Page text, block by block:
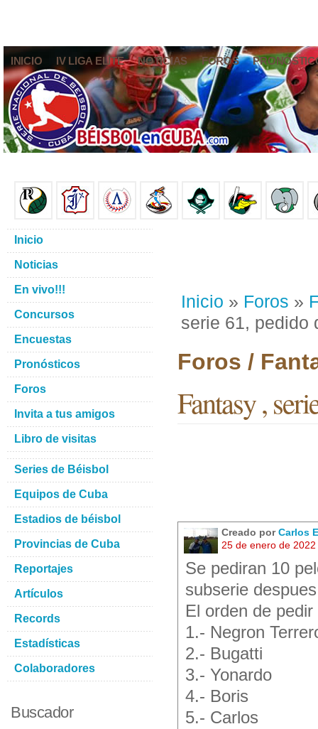
INICIO IV LIGA ELITE NOTICIAS FOROS
Inicio » Foros »
serie 61, pedido
Foros /
Fantasy ,
Creado porCarlos
25 de enero de
Se pediran 10
subserie
El orden de pedir
1.- Negron
2.- Bugatti
3.- Yonardo
4.- Boris
5.- Carlos
Inicio
Noticias
En vivo!!!
Concursos
Encuestas
Pronósticos
Foros
Invita a tus amigos
Libro de visitas
Series de Béisbol
Equipos de Cuba
Estadios de béisbol
Provincias de Cuba
Reportajes
Artículos
Records
Estadísticas
Colaboradores
Buscador